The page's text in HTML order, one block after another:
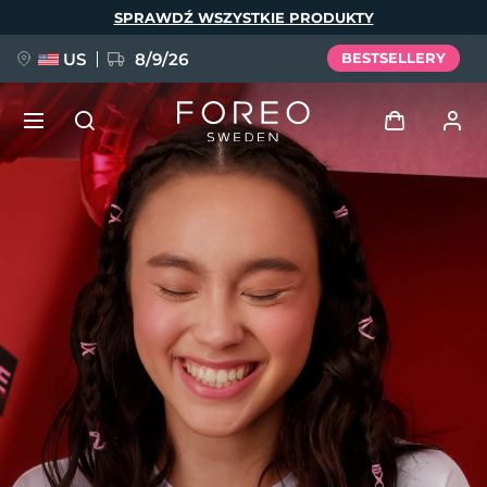
SPRAWDŹ WSZYSTKIE PRODUKTY
US 8/9/26 BESTSELLERY
Profil użytkownika
Moje urządzenia
Moje zamówienia
Moje adresy
Moje subskrypcje
NOWOŚĆ
FAQ™ Pure Beauty-Tech Elixir
BREAKING NEWS
issa™ Teeth Whitening Set
Język
English Deutsch
Español
Français
Italiano
Português
Polski
Svenska
Русский
Türkçe
简体中文 繁體中文